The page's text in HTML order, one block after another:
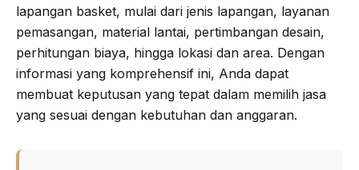
lapangan basket, mulai dari jenis lapangan, layanan
pemasangan, material lantai, pertimbangan desain,
perhitungan biaya, hingga lokasi dan area. Dengan
informasi yang komprehensif ini, Anda dapat
membuat keputusan yang tepat dalam memilih jasa
yang sesuai dengan kebutuhan dan anggaran.